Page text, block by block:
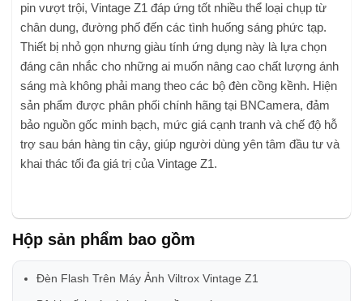
pin vượt trội, Vintage Z1 đáp ứng tốt nhiều thể loại chụp từ
chân dung, đường phố đến các tình huống sáng phức tạp.
Thiết bị nhỏ gọn nhưng giàu tính ứng dụng này là lựa chọn
đáng cân nhắc cho những ai muốn nâng cao chất lượng ánh
sáng mà không phải mang theo các bộ đèn cồng kềnh. Hiện
sản phẩm được phân phối chính hãng tại BNCamera, đảm
bảo nguồn gốc minh bạch, mức giá cạnh tranh và chế độ hỗ
trợ sau bán hàng tin cậy, giúp người dùng yên tâm đầu tư và
khai thác tối đa giá trị của Vintage Z1.
Hộp sản phẩm bao gồm
Đèn Flash Trên Máy Ảnh Viltrox Vintage Z1